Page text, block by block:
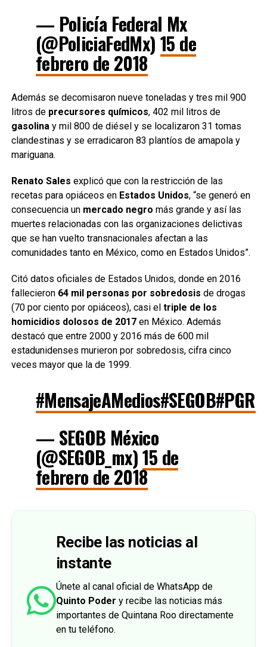
— Policía Federal Mx
(@PoliciaFedMx) 15 de
febrero de 2018
Además se decomisaron nueve toneladas y tres mil 900
litros de precursores químicos, 402 mil litros de
gasolina y mil 800 de diésel y se localizaron 31 tomas
clandestinas y se erradicaron 83 plantíos de amapola y
mariguana.
Renato Sales explicó que con la restricción de las
recetas para opiáceos en Estados Unidos, “se generó en
consecuencia un mercado negro más grande y así las
muertes relacionadas con las organizaciones delictivas
que se han vuelto transnacionales afectan a las
comunidades tanto en México, como en Estados Unidos”.
Citó datos oficiales de Estados Unidos, donde en 2016
fallecieron 64 mil personas por sobredosis de drogas
(70 por ciento por opiáceos), casi el triple de los
homicidios dolosos de 2017 en México. Además
destacó que entre 2000 y 2016 más de 600 mil
estadunidenses murieron por sobredosis, cifra cinco
veces mayor que la de 1999.
#MensajeAMedios#SEGOB#PGR
— SEGOB México
(@SEGOB_mx)15 de
febrero de 2018
Recibe las noticias al
instante
Únete al canal oficial de WhatsApp de
Quinto Poder y recibe las noticias más
importantes de Quintana Roo directamente
en tu teléfono.